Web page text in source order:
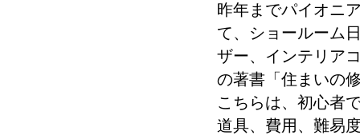
昨年までパイオニ
て、ショールーム
ザー、インテリア
の著書「住まいの
こちらは、初心者
道具、費用、難易